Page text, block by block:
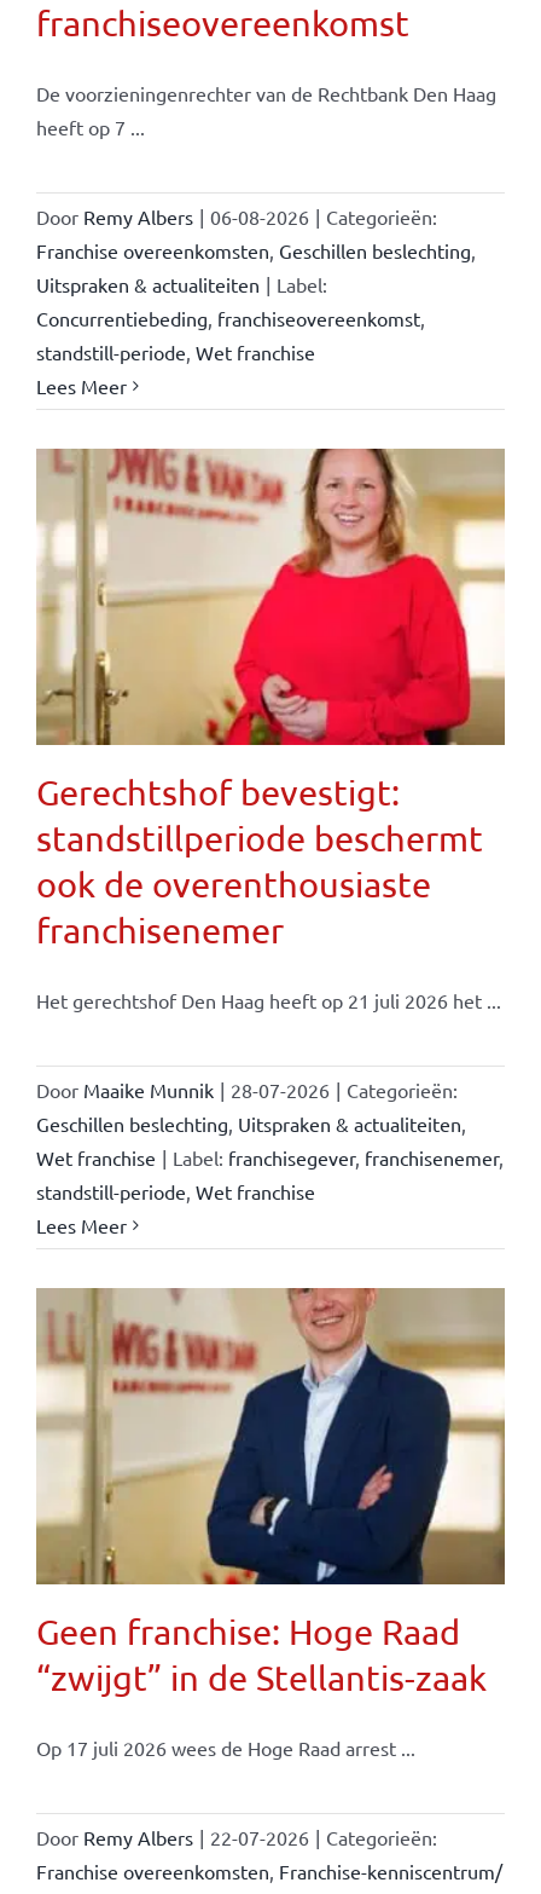
franchiseovereenkomst
De voorzieningenrechter van de Rechtbank Den Haag
heeft op 7 ...
Door Remy Albers | 06-08-2026 | Categorieën:
Franchise overeenkomsten Geschillen beslechting
Uitspraken & actualiteiten | Label:
Concurrentiebeding franchiseovereenkomst,
standstill-periode Wet franchise
Lees Meer
Gerechtshof bevestigt:
standstillperiode beschermt
ook de overenthousiaste
franchisenemer
Het gerechtshof Den Haag heeft op 21 juli 2026 het ...
Door Maaike Munnik | 28-07-2026 | Categorieën:
Geschillen beslechting Uitspraken & actualiteiten
Wet franchise | Label: franchisegever, franchisenemer,
standstill-periode Wet franchise
Lees Meer
Geen franchise: Hoge Raad
“zwijgt” in de Stellantis-zaak
Op 17 juli 2026 wees de Hoge Raad arrest ...
Door Remy Albers | 22-07-2026 | Categorieën:
Franchise overeenkomsten Franchise-kenniscentrum/